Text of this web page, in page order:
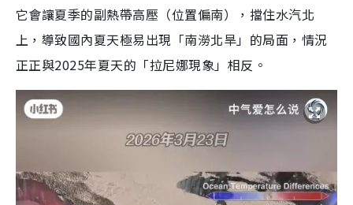
它會讓夏季的副熱帶高壓（位置偏南），擋住水汽北
上，導致國內夏天極易出現「南澇北旱」的局面，情況
正正與2025年夏天的「拉尼娜現象」相反。